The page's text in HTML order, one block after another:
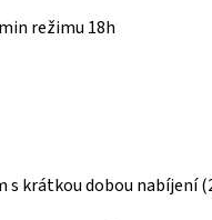
režimu 18h
s krátkou dobou nabíjení